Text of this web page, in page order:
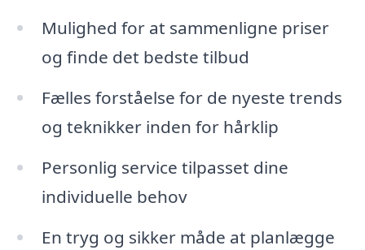
Mulighed for at sammenligne priser
og finde det bedste tilbud
Fælles forståelse for de nyeste trends
og teknikker inden for hårklip
Personlig service tilpasset dine
individuelle behov
En tryg og sikker måde at planlægge